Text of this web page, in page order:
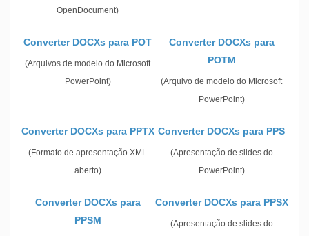
OpenDocument)
Converter DOCXs para POT
(Arquivos de modelo do Microsoft
PowerPoint)
Converter DOCXs para
POTM
(Arquivo de modelo do Microsoft
PowerPoint)
Converter DOCXs para PPTX
(Formato de apresentação XML
aberto)
Converter DOCXs para PPS
(Apresentação de slides do
PowerPoint)
Converter DOCXs para
PPSM
Converter DOCXs para PPSX
(Apresentação de slides do